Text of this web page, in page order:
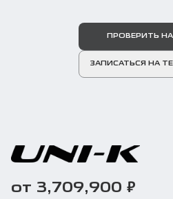
ПРОВЕРИТЬ
ЗАПИСАТЬСЯ НА
от 3,709,900 ₽